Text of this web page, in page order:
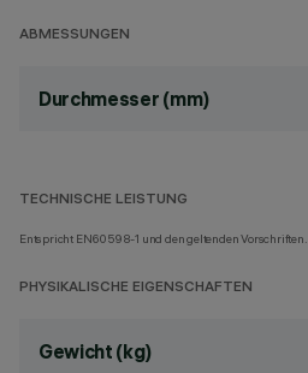
ABMESSUNGEN
Durchmesser (mm)
TECHNISCHE LEISTUNG
Entspricht EN60598-1 und den geltenden Vorschriften.
PHYSIKALISCHE EIGENSCHAFTEN
Gewicht (kg)